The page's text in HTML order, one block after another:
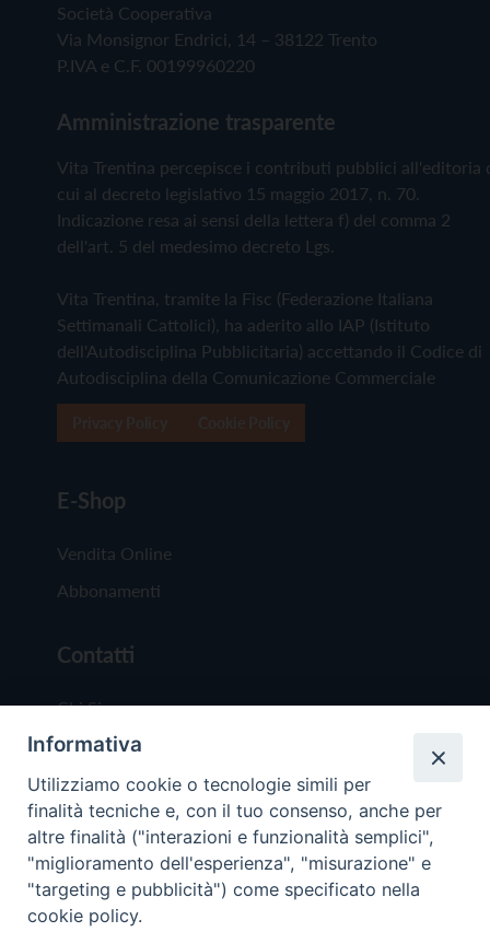
Società Cooperativa
Via Monsignor Endrici, 14 – 38122 Trento
P.IVA e C.F. 00199960220
Amministrazione trasparente
Vita Trentina percepisce i contributi pubblici all'editoria
cui al decreto legislativo 15 maggio 2017, n. 70.
Indicazione resa ai sensi della lettera f) del comma 2
dell'art. 5 del medesimo decreto Lgs.
Vita Trentina, tramite la Fisc (Federazione Italiana
Settimanali Cattolici), ha aderito allo IAP (Istituto
dell'Autodisciplina Pubblicitaria) accettando il Codice di
Autodisciplina della Comunicazione Commerciale
E-Shop
Vendita Online
Abbonamenti
Contatti
Chi Siamo
Redazione
Scrivici
Copyright © 2019 - Tutti i diritti riservati - Vita
Informativa
Utilizziamo cookie o tecnologie simili per
finalità tecniche e, con il tuo consenso, anche per
altre finalità ("interazioni e funzionalità semplici",
"miglioramento dell'esperienza", "misurazione" e
"targeting e pubblicità") come specificato nella
cookie policy.